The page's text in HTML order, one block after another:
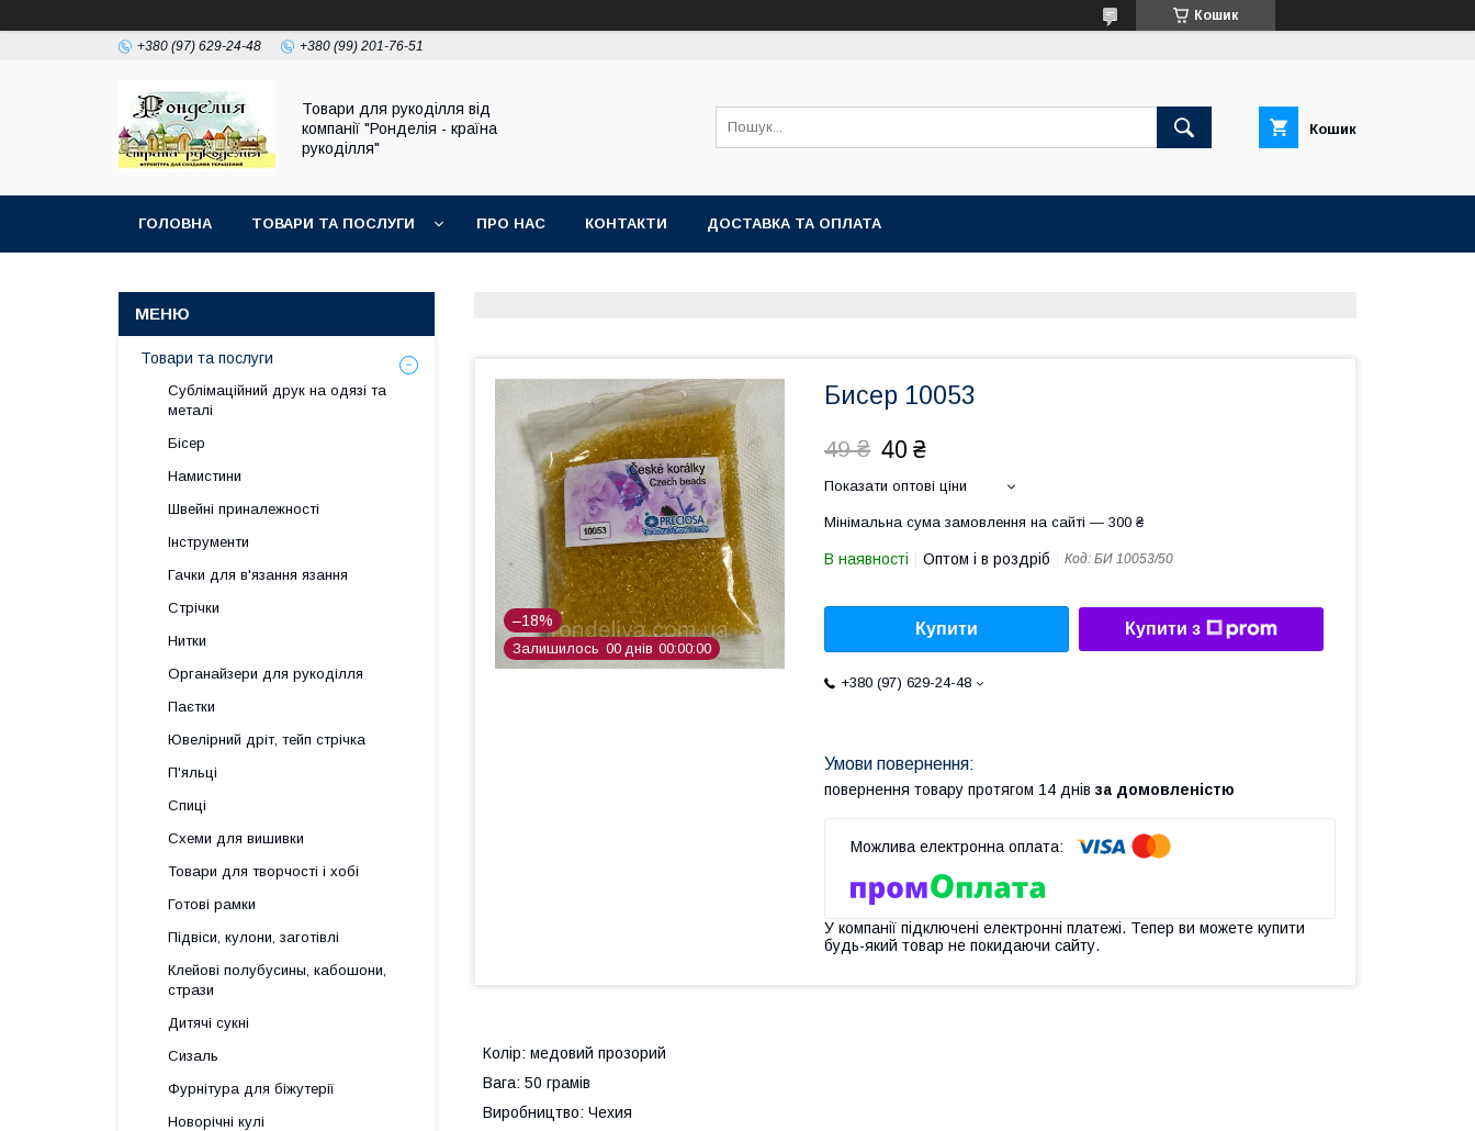
Кошик
+380 (97) 629-24-48 +380 (99) 201-76-51
Товари для рукоділля від
компанії "Ронделія - країна
рукоділля"
Кошик
ГОЛОВНА ТОВАРИ ТА ПОСЛУГИ ПРО НАС КОНТАКТИ ДОСТАВКА ТА ОПЛАТА
–18%
Залишилось 00 днів 00 00 00
Бисер 10053
49 ₴ 40 ₴
Показати оптові ціни
Мінімальна сума замовлення на сайті — 300 ₴
В наявності Оптом і в роздріб Код: БИ 10053/50
Купити Купити з
+380 (97) 629-24-48
повернення товару протягом 14 днів за домовленістю
У компанії підключені електронні платежі. Тепер ви можете купити
будь-який товар не покидаючи сайту.
Колір: медовий прозорий
Вага: 50 грамів
Виробництво: Чехия
Товари та послуги
Сублімаційний друк на одязі та
металі
Бісер
Намистини
Швейні приналежності
Інструменти
Гачки для в'язання язання
Стрічки
Нитки
Органайзери для рукоділля
Паєтки
Ювелірний дріт, тейп стрічка
П'яльці
Спиці
Схеми для вишивки
Товари для творчості і хобі
Готові рамки
Підвіси, кулони, заготівлі
Клейові полубусины, кабошони,
стрази
Дитячі сукні
Сизаль
Фурнітура для біжутерії
Новорічні кулі